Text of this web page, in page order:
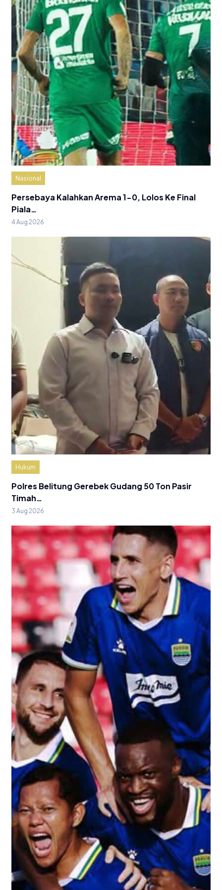
Nasional
Persebaya Kalahkan Arema 1-0, Lolos Ke Final
Piala…
4 Aug 2026
Hukum
Polres Belitung Gerebek Gudang 50 Ton Pasir
Timah…
3 Aug 2026